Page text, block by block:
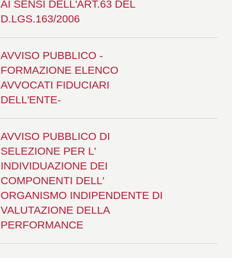
AI SENSI DELL'ART.63 DEL
D.LGS.163/2006
AVVISO PUBBLICO -
FORMAZIONE ELENCO
AVVOCATI FIDUCIARI
DELL'ENTE-
AVVISO PUBBLICO DI
SELEZIONE PER L'
INDIVIDUAZIONE DEI
COMPONENTI DELL'
ORGANISMO INDIPENDENTE DI
VALUTAZIONE DELLA
PERFORMANCE